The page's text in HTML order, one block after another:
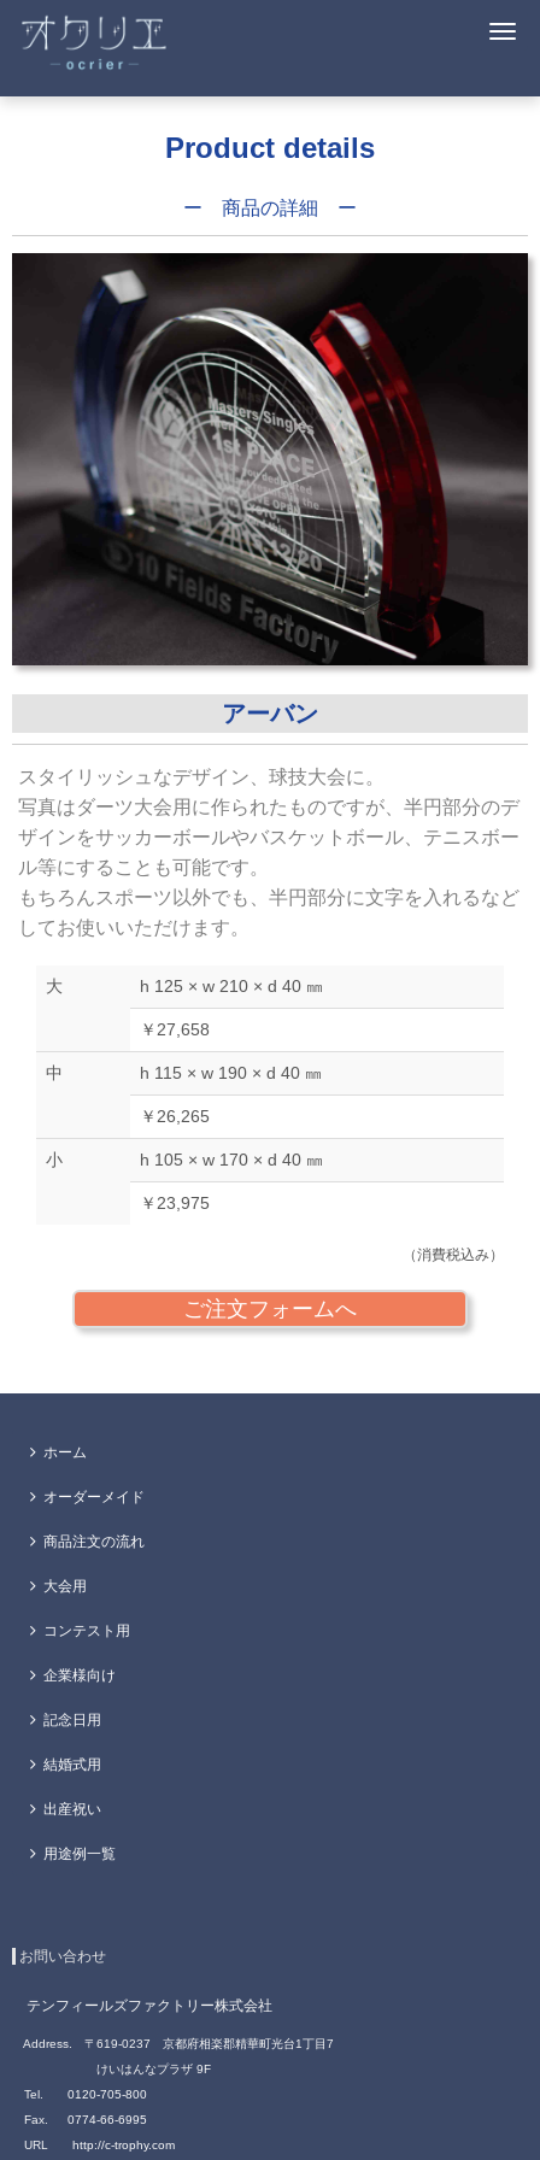
N
Product details
ー 商品の詳細 ー
アーバン
スタイリッシュなデザイン、球技大会に。
写真はダーツ大会用に作られたものですが、半円部分のデ
ザインをサッカーボールやバスケットボール、テニスボー
ル等にすることも可能です。
もちろんスポーツ以外でも、半円部分に文字を入れるなど
してお使いいただけます。
大 h 125 × w 210 × d 40 ㎜
￥27,658
中 h 115 × w 190 × d 40 ㎜
￥26,265
小 h 105 × w 170 × d 40 ㎜
￥23,975
（消費税込み）
ご注文フォームへ
ホーム
オーダーメイド
商品注文の流れ
大会用
コンテスト用
企業様向け
記念日用
結婚式用
出産祝い
用途例一覧
お問い合わせ
テンフィールズファクトリー株式会社
Address. 〒619-0237 京都府相楽郡精華町光台1丁目7
けいはんなプラザ 9F
Tel. 0120-705-800
Fax. 0774-66-6995
URL http://c-trophy.com